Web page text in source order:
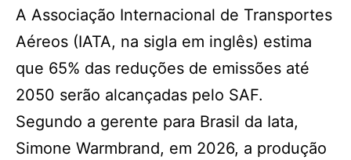
A Associação Internacional de Transportes
Aéreos (IATA, na sigla em inglês) estima
que 65% das reduções de emissões até
2050 serão alcançadas pelo SAF.
Segundo a gerente para Brasil da Iata,
Simone Warmbrand, em 2026, a produção